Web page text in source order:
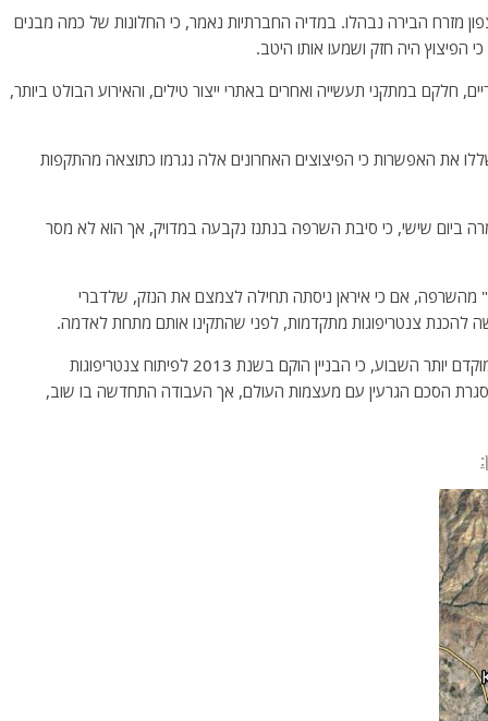
מזרח הבירה נבהלו. במדיה החברתיות נאמר, כי החלונות של כמה מבנים
הפיצוץ היה חזק ושמעו אותו היטב.
חלקם במתקני תעשייה ואחרים באתרי ייצור טילים, והאירוע הבולט ביותר,
את האפשרות כי הפיצוצים האחרונים אלה נגרמו כתוצאה מהתקפות
ביום שישי, כי סיבת השרפה בנתנז נקבעה במדויק, אך הוא לא מסר
מהשרפה, אם כי איראן ניסתה תחילה לצמצם את הנזק, שלדברי
צנטריפוגות מתקדמות, לפני שהתקינו אותם מתחת לאדמה.
דובר הסוכנות האטומית האיראנית, בארוז ח'מלפנדי, אמר מוקדם יותר השבוע, כי הבניין הוקם בשנת 2013 לפיתוח צנטריפוגות
אם כי העבודות הופסקו שם, בשנת 2015, במסגרת הסכם הגרעין עם מעצמות העולם, אך העבודה התחדשה בו שוב,